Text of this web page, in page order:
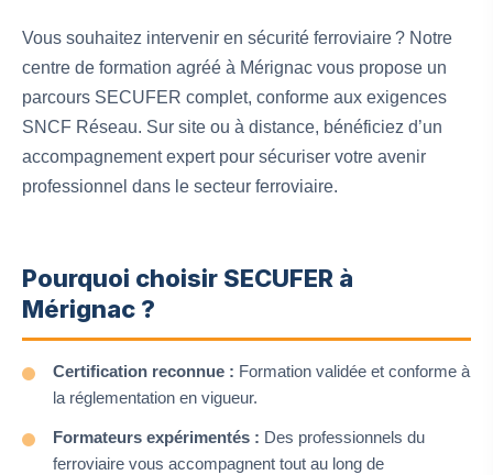
Vous souhaitez intervenir en sécurité ferroviaire ? Notre
centre de formation agréé à Mérignac vous propose un
parcours SECUFER complet, conforme aux exigences
SNCF Réseau. Sur site ou à distance, bénéficiez d’un
accompagnement expert pour sécuriser votre avenir
professionnel dans le secteur ferroviaire.
Pourquoi choisir SECUFER à
Mérignac ?
Certification reconnue : Formation validée et conforme à
la réglementation en vigueur.
Formateurs expérimentés : Des professionnels du
ferroviaire vous accompagnent tout au long de